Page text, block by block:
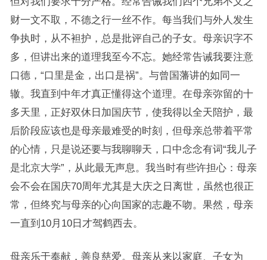
财一文不取，不德之行一丝不作。每当我们与外人发生
争执时，从不袒护，总是批评自己的子女。母亲识字不
多，但讲出来的道理我至今不忘。她经常告诫我要注意
口德，“口里是金，出口是祸”。与曾国藩讲的如同一
辙。我直到中年才真正懂得这个道理。在母亲弥留的十
多天里，正好双休日加国庆节，使我得以全天陪护，最
后阶段应该也是母亲最难受的时刻，但母亲总带着平常
的心情，只是说还要与我聊聊天，口中念念有词“我儿子
是北京大学”，从此最无声息。我当时有些许担心：母亲
会不会在国庆70周年尤其是大庆之日离世，虽然也很正
常，但终究与母亲的心向国家的志趣不吻。果然，母亲
一直到10月10日才驾鹤西去。
母亲乐于奉献，善良慈爱。母亲从来以家庭、子女为